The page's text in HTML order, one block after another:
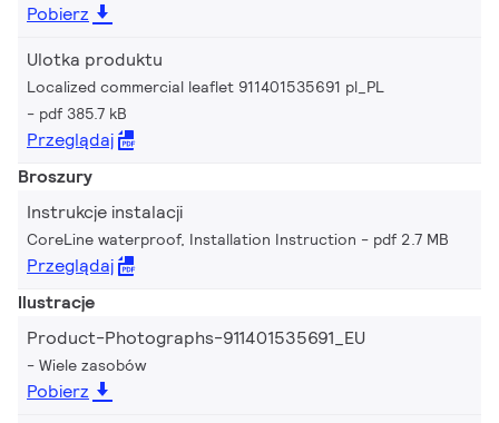
Pobierz
Ulotka produktu
Localized commercial leaflet 911401535691 pl_PL
pdf 385.7 kB
Przeglądaj
Broszury
Instrukcje instalacji
CoreLine waterproof, Installation Instruction pdf 2.7 MB
Przeglądaj
Ilustracje
Product-Photographs-911401535691_EU
Wiele zasobów
Pobierz